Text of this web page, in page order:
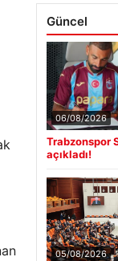
Güncel
06/08/2026
Trabzonspor
açıkladı!
05/08/2026